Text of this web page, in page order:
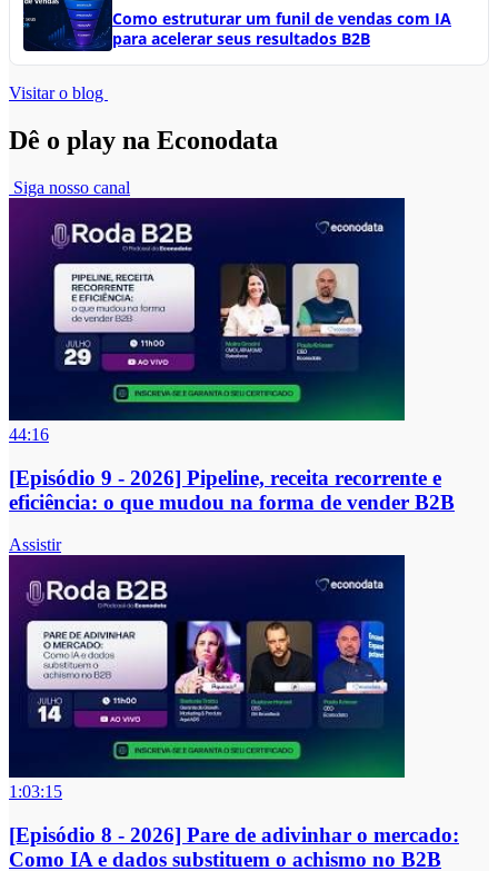
Como estruturar um funil de vendas com IA
para acelerar seus resultados B2B
Visitar o blog
Dê o play na Econodata
Siga nosso canal
44:16
[Episódio 9 - 2026] Pipeline, receita recorrente e
eficiência: o que mudou na forma de vender B2B
Assistir
1:03:15
[Episódio 8 - 2026] Pare de adivinhar o mercado:
Como IA e dados substituem o achismo no B2B